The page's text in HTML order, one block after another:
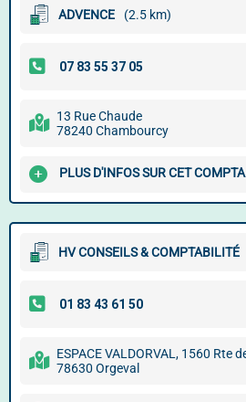
ADVENCE (2.5 km)
13 Rue Chaude
78240 Chambourcy
PLUS D'INFOS SUR CET
HV CONSEILS & COMPTABILITÉ
ESPACE VALDORVAL, 1560 Rte
78630 Orgeval